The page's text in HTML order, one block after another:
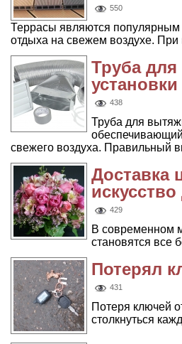
550
Террасы являются популярным
отдыха на свежем воздухе. При
Труба
установки
438
Труба для
свежего воздуха. Правильный
Доставка
429
В современном
становятся все
Потерял
431
Потеря ключей
столкнуться